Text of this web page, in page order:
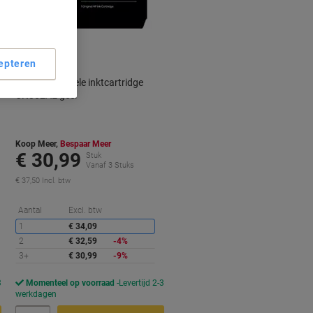
Korting
HP 951 originele inktcartridge
CN052AE geel
Koop Meer, Bespaar Meer
€ 30,99
Stuk
Vanaf 3 Stuks
€ 37,50 Incl. btw
Aantal Excl. btw
1
€ 34,09
2
€ 32,59
-4%
3+
€ 30,99 -9%
Momenteel op voorraad
Levertijd 2-3
werkdagen